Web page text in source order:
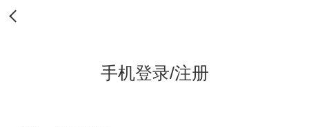
手机登录/注册